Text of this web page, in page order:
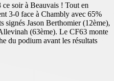
soir à Beauvais ! Tout en
3-0 face à Chambly avec 65%
signés Jason Berthomier (12ème),
(63ème). Le CF63 monte
du podium avant les résultats